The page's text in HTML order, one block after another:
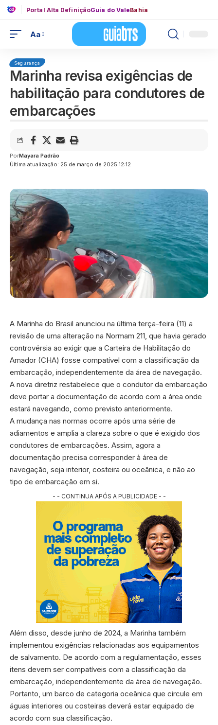
Portal Alta DefiniçãoGuia do ValeBahia
Aa
Segurança
Marinha revisa exigências de
habilitação para condutores de
embarcações
Última atualização: 25 de março de 2025 12:12
PorMayara Padrão
A Marinha do Brasil anunciou na última terça-feira (11) a
revisão de uma alteração na Normam 211, que havia gerado
controvérsia ao exigir que a Carteira de Habilitação do
Amador (CHA) fosse compatível com a classificação da
embarcação, independentemente da área de navegação.
A nova diretriz restabelece que o condutor da embarcação
deve portar a documentação de acordo com a área onde
estará navegando, como previsto anteriormente.
A mudança nas normas ocorre após uma série de
adiamentos e amplia a clareza sobre o que é exigido dos
condutores de embarcações. Assim, agora a
documentação precisa corresponder à área de
navegação, seja interior, costeira ou oceânica, e não ao
tipo de embarcação em si.
- - CONTINUA APÓS A PUBLICIDADE - -
Além disso, desde junho de 2024, a Marinha também
implementou exigências relacionadas aos equipamentos
de salvamento. De acordo com a regulamentação, esses
itens devem ser compatíveis com a classificação da
embarcação, independentemente da área de navegação.
Portanto, um barco de categoria oceânica que circule em
águas interiores ou costeiras deverá estar equipado de
acordo com sua classificação.